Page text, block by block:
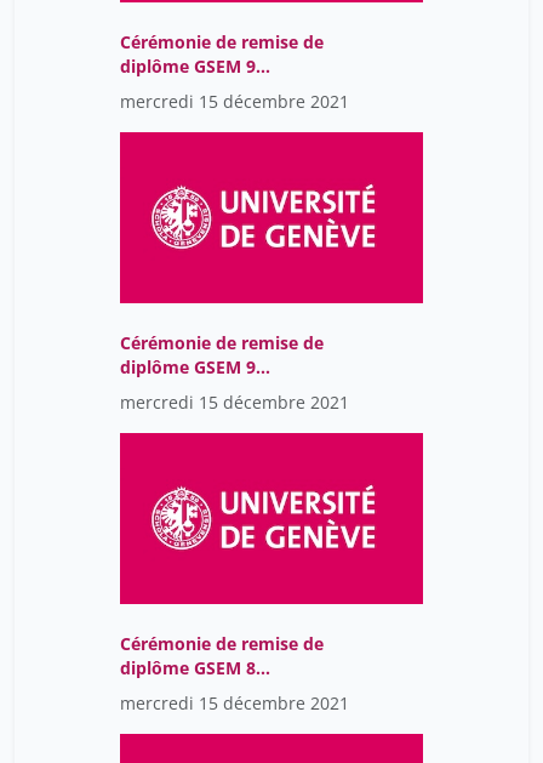
Cérémonie de remise de
diplôme GSEM 9
Décembre 2021 U300
19h00
mercredi 15 décembre 2021
Cérémonie de remise de
diplôme GSEM 9
Décembre 2021 U600
18h30
mercredi 15 décembre 2021
Cérémonie de remise de
diplôme GSEM 8
Décembre 2021 U300
19h00
mercredi 15 décembre 2021